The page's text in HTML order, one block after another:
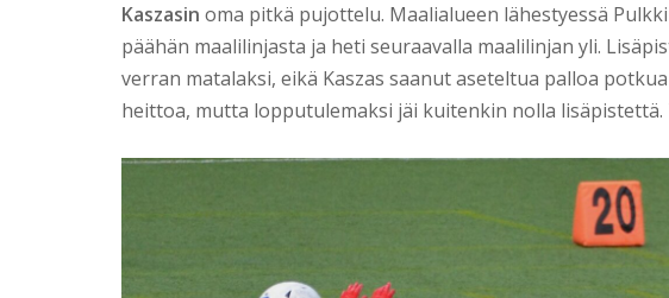
Kaszasin oma pitkä pujottelu. Maalialueen lähestyessä
päähän maalilinjasta ja heti seuraavalla maalilinjan yli.
verran matalaksi, eikä Kaszas saanut aseteltua palloa
heittoa, mutta lopputulemaksi jäi kuitenkin nolla lisäpistettä.